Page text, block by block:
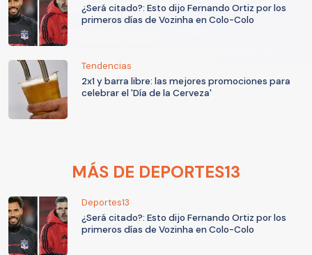
¿Será citado?: Esto dijo Fernando Ortiz por los
primeros días de Vozinha en Colo-Colo
Tendencias
2x1 y barra libre: las mejores promociones para
celebrar el 'Día de la Cerveza'
MÁS DE DEPORTES13
Deportes13
¿Será citado?: Esto dijo Fernando Ortiz por los
primeros días de Vozinha en Colo-Colo